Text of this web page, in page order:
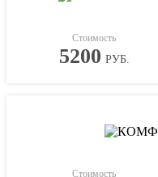
Стоимость
5200 РУБ.
Стоимость